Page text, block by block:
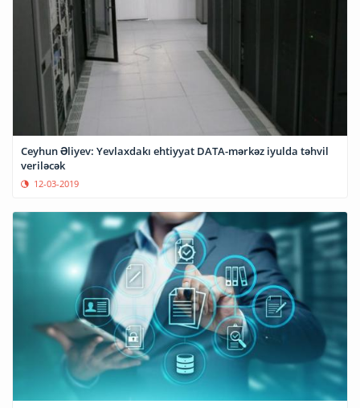
Ceyhun Əliyev: Yevlaxdakı ehtiyyat DATA-mərkəz iyulda təhvil
veriləcək
12-03-2019